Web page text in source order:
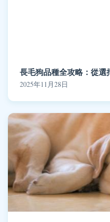
長毛狗品種全攻略：從
2025年11月28日